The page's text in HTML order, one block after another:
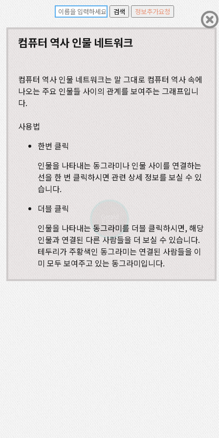
Gerald
Estrin
컴퓨터 역사 인물 네트워크
컴퓨터 역사 인물 네트워크는 말 그대로 컴퓨터 역사 속에
나오는 주요 인물들 사이의 관계를 보여주는 그래프입니
다.
사용법
한번 클릭
인물을 나타내는 동그라미나 인물 사이를 연결하는
선을 한 번 클릭하시면 관련 상세 정보를 보실 수 있
습니다.
더블 클릭
인물을 나타내는 동그라미를 더블 클릭하시면, 해당
인물과 연결된 다른 사람들을 더 보실 수 있습니다.
테두리가 주황색인 동그라미는 연결된 사람들을 이
미 모두 보여주고 있는 동그라미입니다.